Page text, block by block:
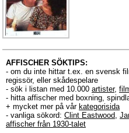
AFFISCHER SÖKTIPS:
- om du inte hittar t.ex. en svensk
regissör, eller skådespelare
- sök i listan med 10.000 artister,
- hitta affischer med boxning,
+ mycket mer på vår kategorisida
- vanliga sökord: Clint Eastwood,
affischer från 1930-talet